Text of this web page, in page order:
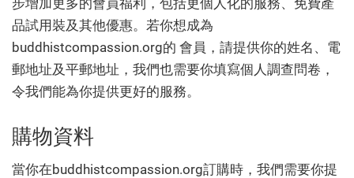
品試用裝及其他優惠。若你想成為
buddhistcompassion.org的 會員，請提供你的姓名、電
郵地址及平郵地址，我們也需要你填寫個人調查問卷，
令我們能為你提供更好的服務。
購物資料
當你在buddhistcompassion.org訂購時，我們需要你提